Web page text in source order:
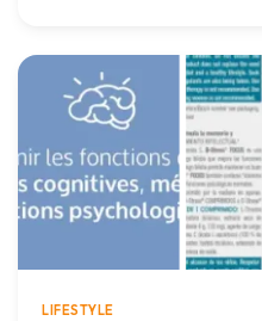
LIFESTYLE